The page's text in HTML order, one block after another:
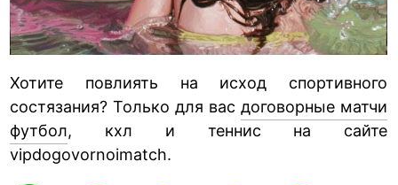
Хотите повлиять на исход спортивного
состязания? Только для васдоговорные матчи
футбол, кхл и теннис на сайте
vipdogovornoimatch.